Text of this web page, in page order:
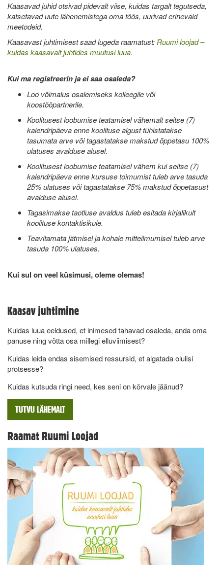
Kaasavad juhid otsivad pidevalt viise, kuidas targalt tegutseda,
katsetavad uute lähenemistega oma töös, uurivad erinevaid
meetodeid.
Kaasavast juhtimisest saad lugeda raamatust: Ruumi loojad –
kuidas kaasavalt juhtides muutusi luua.
Kui ma registreerin ja ei saa osaleda?
Loo võimalus osalemiseks kolleegile või
koostööpartnerile.
Koolitusest loobumise teatamisel vähemalt seitse (7)
kalendripäeva enne koolituse algust tühistatakse
tasumata arve või tagastatakse makstud õppetasu 100%
ulatuses avalduse alusel.
Koolitusest loobumise teatamisel vähem kui seitse (7)
kalendripäeva enne kursuse toimumist tuleb arve tasuda
25% ulatuses või tagastatakse 75% makstud õppetasust
avalduse alusel.
Tagasimakse taotluse avaldus tuleb esitada kirjalikult
koolituse kontaktisikule.
Teavitamata jätmisel ja kohale mitteilmumisel tuleb arve
tasuda 100% ulatuses.
Kui sul on veel küsimusi, oleme olemas!
Kaasav juhtimine
Kuidas luua eeldused, et inimesed tahavad osaleda, anda oma
panuse ning võtta osa millegi elluviimisest?
Kuidas leida endas sisemised ressursid, et algatada olulisi
protsesse?
Kuidas kutsuda ringi need, kes seni on kõrvale jäänud?
TUTVU LÄHEMALT
Raamat Ruumi Loojad